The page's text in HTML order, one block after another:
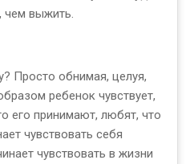
чем выжить.
Просто обнимая, целуя,
ребенок чувствует,
его принимают, любят, что
чувствовать себя
чувствовать в жизни